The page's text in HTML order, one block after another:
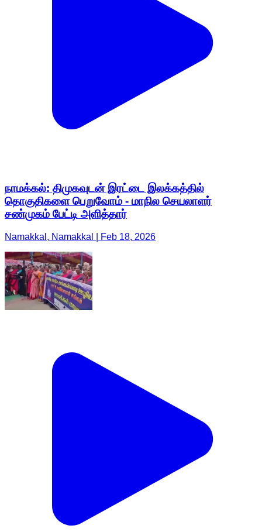
நாமக்கல்: திமுகவுடன் இரட்டை இலக்கத்தில்
தொகுதிகளை பெறுவோம் - மாநில செயலாளர்
சண்முகம் பேட்டி அளித்தார்
Namakkal, Namakkal | Feb 18, 2026